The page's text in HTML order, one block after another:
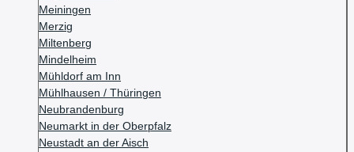
Meiningen
Merzig
Miltenberg
Mindelheim
Mühldorf am Inn
Mühlhausen / Thüringen
Neubrandenburg
Neumarkt in der Oberpfalz
Neustadt an der Aisch